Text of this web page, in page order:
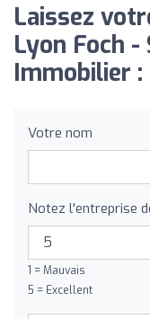
Laissez
Lyon Foch -
Immobilier :
Votre nom
Notez l'entreprise
1 = Mauvais
5 = Excellent